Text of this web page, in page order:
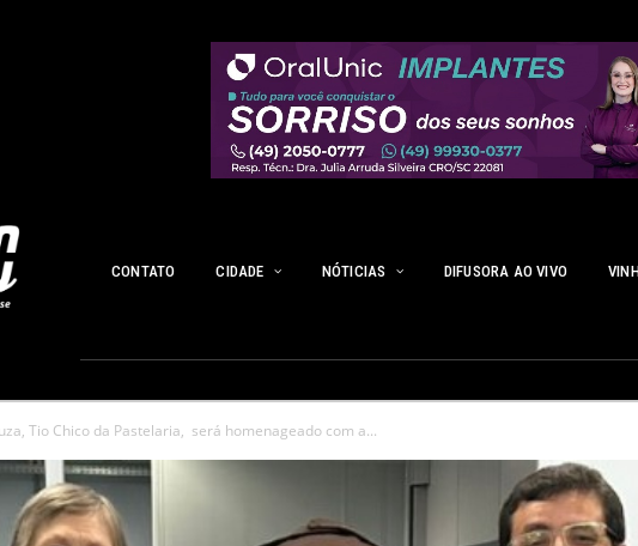
CONTATO CIDADE NÓTICIAS DIFUSORA AO VIVO
Tio Chico da Pastelaria, será homenageado com a...